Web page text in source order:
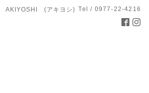
AKIYOSHI (アキヨシ) Tel / 0977-22-4216